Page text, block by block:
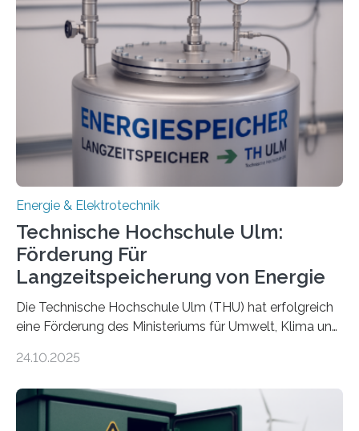
Energie & Elektrotechnik
Technische Hochschule Ulm:
Förderung Für
Langzeitspeicherung von Energie
Die Technische Hochschule Ulm (THU) hat erfolgreich
eine Förderung des Ministeriums für Umwelt, Klima und
Forschungsprojekt „LAGER – Langzeitspeicherung in
Quartieren“ eingeworben. Ziel des Projekts ist die
Entwicklung, Erprobung und Demonstration von
24.10.2025